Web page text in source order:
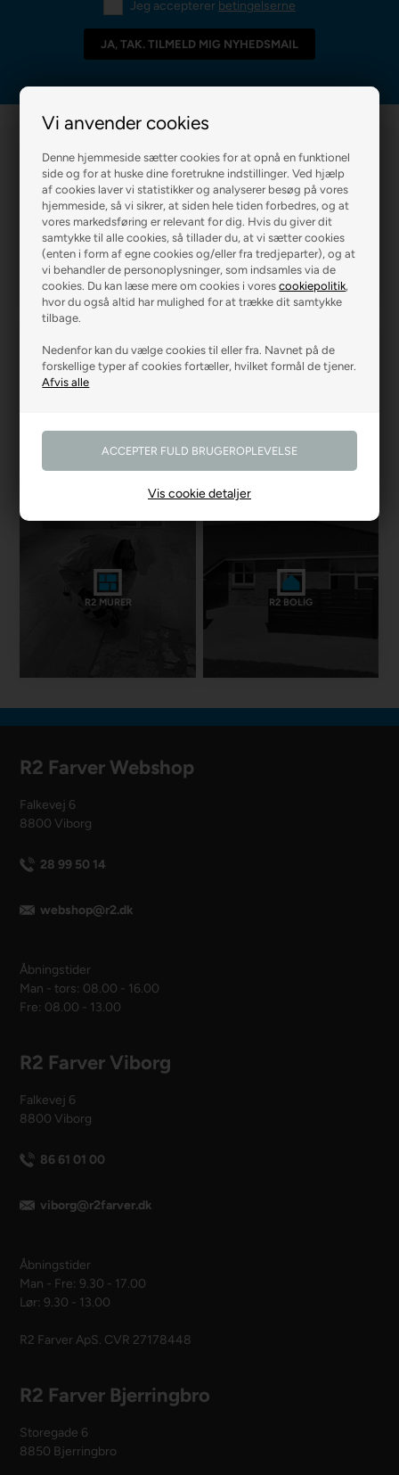
Vi anvender cookies
Denne hjemmeside sætter cookies for at opnå en funktionel
side og for at huske dine foretrukne indstillinger. Ved hjælp
af cookies laver vi statistikker og analyserer besøg på vores
hjemmeside, så vi sikrer, at siden hele tiden forbedres, og at
vores markedsføring er relevant for dig. Hvis du giver dit
samtykke til alle cookies, så tillader du, at vi sætter cookies
(enten i form af egne cookies og/eller fra tredjeparter), og at
vi behandler de personoplysninger, som indsamles via de
cookies. Du kan læse mere om cookies i vorescookiepolitik,
hvor du også altid har mulighed for at trække dit samtykke
tilbage.
Nedenfor kan du vælge cookies til eller fra. Navnet på de
forskellige typer af cookies fortæller, hvilket formål de tjener.
Vis cookie detaljer
Jeg accepterer betingelserne
R2 MALERFIRMA R2 FARVEHANDEL
R2 MURER R2 BOLIG
R2 Farver Webshop
Falkevej 6
8800 Viborg
28 99 50 14
webshop@r2.dk
Åbningstider
Man - tors: 08.00 - 16.00
Fre: 08.00 - 13.00
R2 Farver Viborg
Falkevej 6
8800 Viborg
86 61 01 00
viborg@r2farver.dk
Åbningstider
Man - Fre: 9.30 - 17.00
Lør: 9.30 - 13.00
R2 Farver ApS. CVR 27178448
R2 Farver Bjerringbro
Storegade 6
8850 Bjerringbro